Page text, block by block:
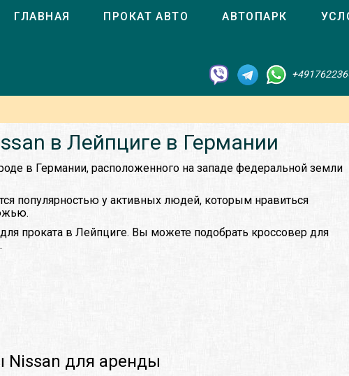
ГЛАВНАЯ ПРОКАТ АВТО АВТОПАРК
в Лейпциге в Германии
в Германии, расположенного на западе федеральной земли
популярностью у активных людей, которым нравиться
проката в Лейпциге. Вы можете подобрать кроссовер для
Nissan для аренды